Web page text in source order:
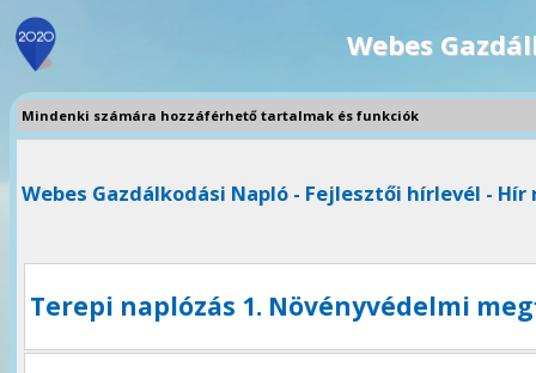
Webes
Mindenki számára hozzáférhető tartalmak és funkciók
Webes Gazdálkodási Napló - Fejlesztői hírlevél - Hír
Terepi naplózás 1. Növényvédelmi